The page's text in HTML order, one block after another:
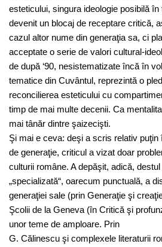
esteticului, singura ideologie posibilă
devenit un blocaj de receptare critică,
cazul altor nume din generaţia sa, ci
acceptate o serie de valori cultural-
de după ‘90, nesistematizate încă în
tematice din Cuvântul, reprezintă o
reconcilierea esteticului cu
timp de mai multe decenii. Ca
mai tânăr dintre şaizecişti.
Şi mai e ceva: deşi a scris relativ
de generaţie, criticul a vizat doar
culturii române. A depăşit, adică,
„specializată“, oarecum punctuală, a
generaţiei sale (prin Generaţie şi
Şcolii de la Geneva (în Critică şi
unor teme de amploare. Prin
G. Călinescu şi complexele literaturii